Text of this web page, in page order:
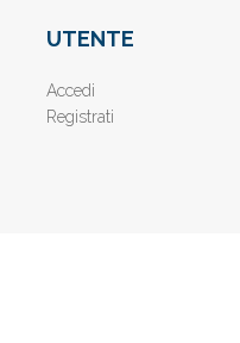
UTENTE
Accedi
Registrati